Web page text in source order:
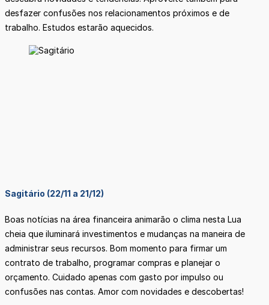
desfazer confusões nos relacionamentos próximos e de
trabalho. Estudos estarão aquecidos.
Sagitário (22/11 a 21/12)
Boas notícias na área financeira animarão o clima nesta Lua
cheia que iluminará investimentos e mudanças na maneira de
administrar seus recursos. Bom momento para firmar um
contrato de trabalho, programar compras e planejar o
orçamento. Cuidado apenas com gasto por impulso ou
confusões nas contas. Amor com novidades e descobertas!